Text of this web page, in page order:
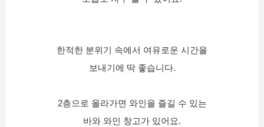
한적한 분위기 속에서 여유로운 시간을
보내기에 딱 좋습니다.
2층으로 올라가면 와인을 즐길 수 있는
바와 와인 창고가 있어요.